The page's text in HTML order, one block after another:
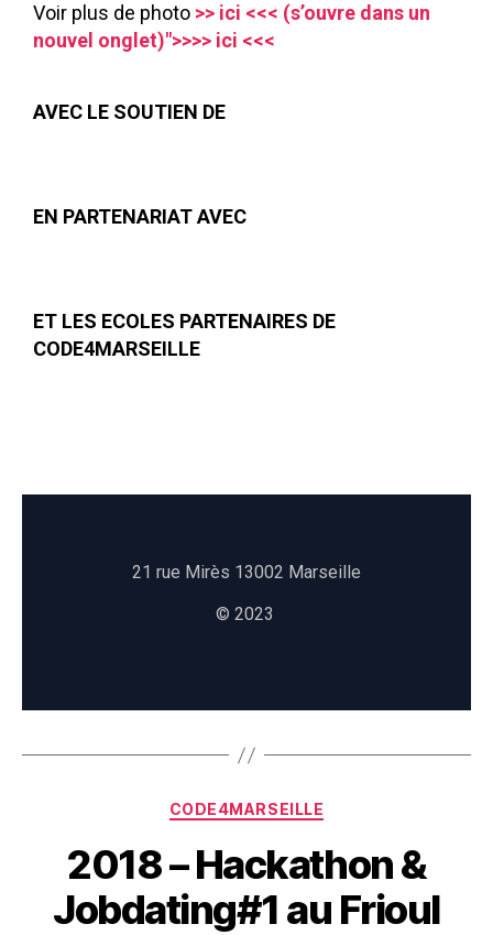
Voir plus de photo >> ici <<< (s’ouvre dans un
nouvel onglet)">>>> ici <<<
AVEC LE SOUTIEN DE
EN PARTENARIAT AVEC
ET LES ECOLES PARTENAIRES DE
CODE4MARSEILLE
21 rue Mirès 13002 Marseille
© 2023
CODE4MARSEILLE
2018 – Hackathon &
Jobdating#1 au Frioul